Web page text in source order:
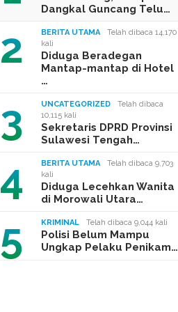
Dangkal Guncang Telu…
2 BERITA UTAMA
Telah dibaca 14,170
kali
Diduga Beradegan
Mantap-mantap di Hotel
…
3 UNCATEGORIZED
Telah dibaca
10,115 kali
Sekretaris DPRD Provinsi
Sulawesi Tengah…
4 BERITA UTAMA
Telah dibaca 9,703
kali
Diduga Lecehkan Wanita
di Morowali Utara…
5 KRIMINAL Telah dibaca 9,044 kali
Polisi Belum Mampu
Ungkap Pelaku Penikam…